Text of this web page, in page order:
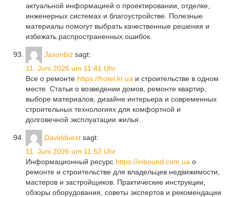
актуальной информацией о проектировании, отделке,
инженерных системах и благоустройстве. Полезные
материалы помогут выбрать качественные решения и
избежать распространенных ошибок.
Jasonbiz sagt:
11. Juni 2026 um 11:41 Uhr
Все о ремонте https://hotel.kr.ua и строительстве в одном
месте. Статьи о возведении домов, ремонте квартир,
выборе материалов, дизайне интерьера и современных
строительных технологиях для комфортной и
долговечной эксплуатации жилья.
Davidduext sagt:
11. Juni 2026 um 11:52 Uhr
Информационный ресурс https://inbound.com.ua о
ремонте и строительстве для владельцев недвижимости,
мастеров и застройщиков. Практические инструкции,
обзоры оборудования, советы экспертов и рекомендации